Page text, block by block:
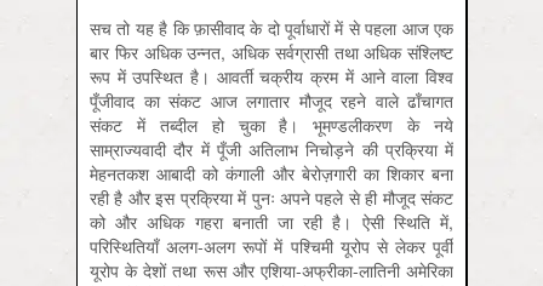
सच तो यह है कि फ़ासीवाद के दो पूर्वाधारों में से पहला आज एक
बार फिर अधिक उन्नत, अधिक सर्वग्रासी तथा अधिक संश्लिष्ट
रूप में उपस्थित है। आवर्ती चक्रीय क्रम में आने वाला विश्व
पूँजीवाद का संकट आज लगातार मौजूद रहने वाले ढाँचागत
संकट में तब्दील हो चुका है। भूमण्डलीकरण के नये
साम्राज्यवादी दौर में पूँजी अतिलाभ निचोड़ने की प्रक्रिया में
मेहनतकश आबादी को कंगाली और बेरोज़गारी का शिकार बना
रही है और इस प्रक्रिया में पुनः अपने पहले से ही मौजूद संकट
को और अधिक गहरा बनाती जा रही है। ऐसी स्थिति में,
परिस्थितियाँ अलग-अलग रूपों में पश्चिमी यूरोप से लेकर पूर्वी
यूरोप के देशों तथा रूस और एशिया-अफ्रीका-लातिनी अमेरिका